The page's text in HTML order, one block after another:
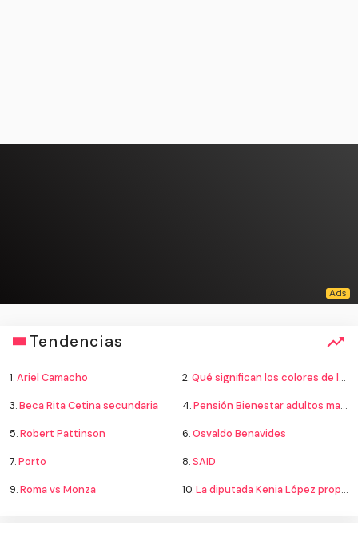
Tendencias
1.Ariel Camacho 2.Qué significan los colores de la bandera
3.Beca Rita Cetina secundaria 4.Pensión Bienestar adultos mayores
5.Robert Pattinson 6.Osvaldo Benavides
7.Porto 8.SAID
9.Roma vs Monza 10.La diputada Kenia López propone cambiar el nombre del país a México